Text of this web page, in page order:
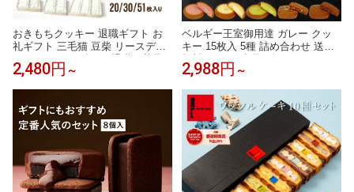
おきもちクッキー 退職ギフト お
礼ギフト 三毛猫 豆柴 リースデザ
お世話になりましたギフト 退職プ
イン 3サイズご用意 20枚入 30枚
入 51枚入
2,480円 ～
ベルギー王室御用達 ガレー クッ
キー 15枚入 5種 詰め合わせ 送料
お菓子 チョコレート 有名 人気 お
社 職場 退職 祝い 挨拶 出産 内祝
い お返し 手土産 常温 日持ち 誕生
日 プレゼント 御 中元 ギフト
2,988円 ～